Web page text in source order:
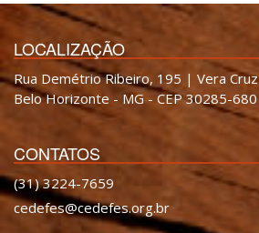
LOCALIZAÇÃO
Rua Demétrio Ribeiro, 195 | Vera Cruz
Belo Horizonte - MG - CEP 30285-680
CONTATOS
(31) 3224-7659
cedefes@cedefes.org.br